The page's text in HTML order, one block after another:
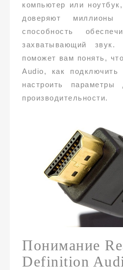
компьютер или
доверяют
способность
захватывающий звук.
поможет вам понять,
Audio, как
настроить параметры
производительности.
Понимание
Definition